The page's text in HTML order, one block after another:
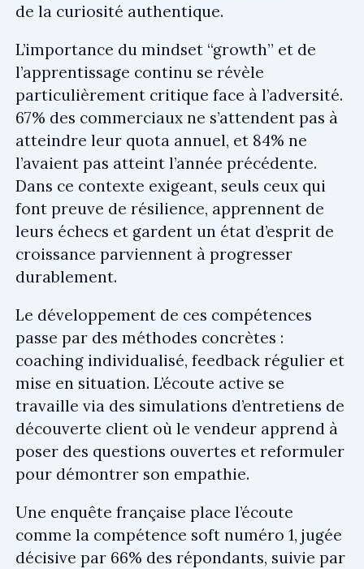
de la curiosité authentique.
L’importance du mindset “growth” et de
l’apprentissage continu se révèle
particulièrement critique face à l’adversité.
67% des commerciaux ne s’attendent pas à
atteindre leur quota annuel, et 84% ne
l’avaient pas atteint l’année précédente.
Dans ce contexte exigeant, seuls ceux qui
font preuve de résilience, apprennent de
leurs échecs et gardent un état d’esprit de
croissance parviennent à progresser
durablement.
Le développement de ces compétences
passe par des méthodes concrètes :
coaching individualisé, feedback régulier et
mise en situation. L’écoute active se
travaille via des simulations d’entretiens de
découverte client où le vendeur apprend à
poser des questions ouvertes et reformuler
pour démontrer son empathie.
Une enquête française place l’écoute
comme la compétence soft numéro 1, jugée
décisive par 66% des répondants, suivie par